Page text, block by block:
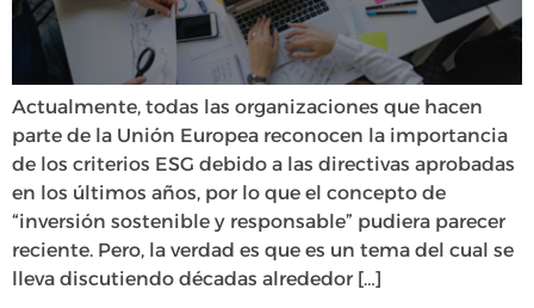
Actualmente, todas las organizaciones que hacen
parte de la Unión Europea reconocen la importancia
de los criterios ESG debido a las directivas aprobadas
en los últimos años, por lo que el concepto de
“inversión sostenible y responsable” pudiera parecer
reciente. Pero, la verdad es que es un tema del cual se
lleva discutiendo décadas alrededor […]